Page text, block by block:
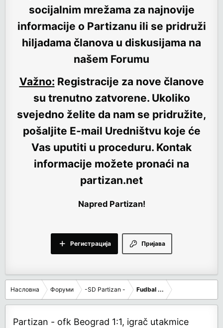
socijalnim mrežama za najnovije
informacije o Partizanu ili se pridruži
hiljadama članova u diskusijama na
našem Forumu
Važno: Registracije za nove članove
su trenutno zatvorene. Ukoliko
svejedno želite da nam se pridružite,
pošaljite E-mail Uredništvu koje će
Vas uputiti u proceduru. Kontak
informacije možete pronaći na
partizan.net
Napred Partizan!
Пријава
Регистрација
Насловна Форуми -SD Partizan - Fudbal ...
Partizan - ofk Beograd 1:1, igrač utakmice